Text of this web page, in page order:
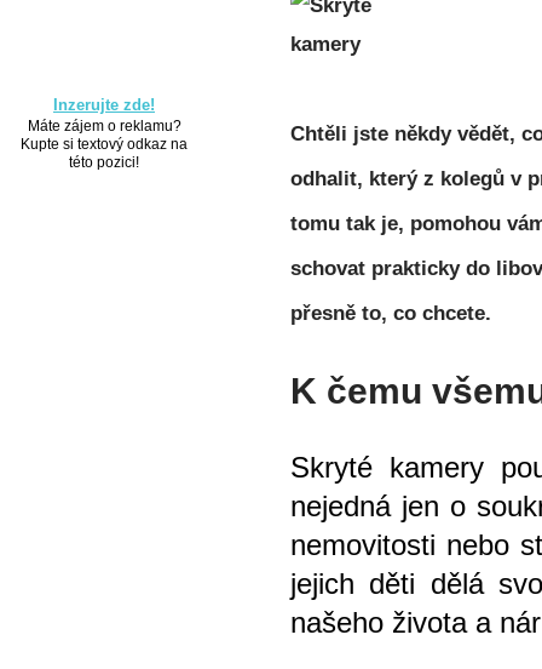
Chtěli jste někdy vědět,
odhalit, který z kolegů v
tomu tak je, pomohou
schovat prakticky do
přesně to, co chcete.
K čemu
Skryté kamery
nejedná jen o
nemovitosti nebo
jejich děti dělá
našeho života a
Inzerujte zde!
Máte zájem o reklamu?
Kupte si textový odkaz na
této pozici!